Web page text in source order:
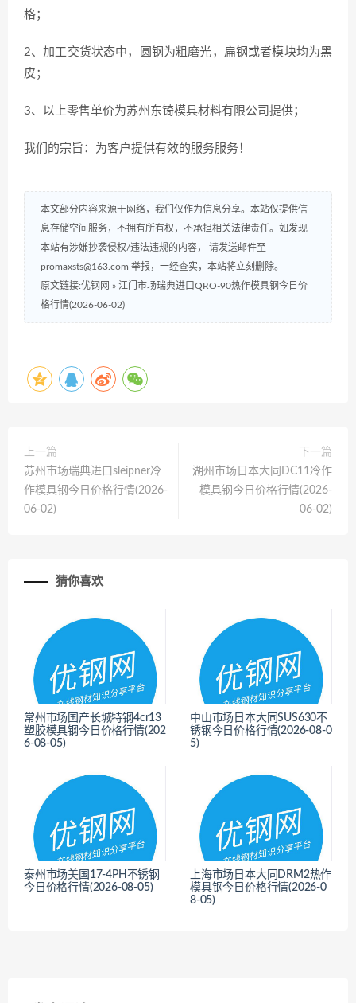
格；
2、加工交货状态中，圆钢为粗磨光，扁钢或者模块均为黑
皮；
3、以上零售单价为苏州东锜模具材料有限公司提供；
我们的宗旨：为客户提供有效的服务服务！
本文部分内容来源于网络，我们仅作为信息分享。本站仅提供信
息存储空间服务，不拥有所有权，不承担相关法律责任。如发现
本站有涉嫌抄袭侵权/违法违规的内容， 请发送邮件至
promaxsts@163.com 举报，一经查实，本站将立刻删除。
原文链接:优钢网 » 江门市场瑞典进口QRO-90热作模具钢今日价
格行情(2026-06-02)
上一篇
苏州市场瑞典进口sleipner冷
作模具钢今日价格行情(2026-
06-02)
下一篇
湖州市场日本大同DC11冷作
模具钢今日价格行情(2026-
06-02)
猜你喜欢
常州市场国产长城特钢4cr13
塑胶模具钢今日价格行情(202
6-08-05)
中山市场日本大同SUS630不
锈钢今日价格行情(2026-08-0
5)
泰州市场美国17-4PH不锈钢
今日价格行情(2026-08-05)
上海市场日本大同DRM2热作
模具钢今日价格行情(2026-0
8-05)